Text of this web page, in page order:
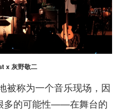
x 灰野敬二
被称为一个音乐现场，因
多的可能性——在舞台的